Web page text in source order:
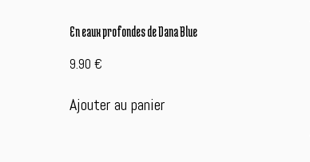
En eaux profondes de Dana Blue
9.90 €
Ajouter au panier